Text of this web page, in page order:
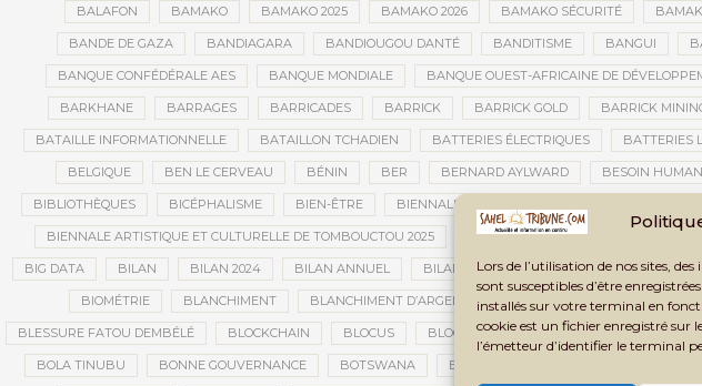
Lors de l’utilisation de nos sites,
sont susceptibles d’être
installés sur votre terminal en
cookie est un fichier enregistré sur
l’émetteur d’identifier le terminal
BALAFON BAMAKO BAMAKO 2025 BAMAKO 2026 BAMAKO SÉCURITÉ
BANDE DE GAZA BANDIAGARA BANDIOUGOU DANTÉ BANDITISME BANGUI
BANQUE CONFÉDÉRALE AES BANQUE MONDIALE BANQUE OUEST-AFRICAINE DE
BARKHANE BARRAGES BARRICADES BARRICK BARRICK GOLD BARRICK
BATAILLE INFORMATIONNELLE BATAILLON TCHADIEN BATTERIES ÉLECTRIQUES BATTERIES
BELGIQUE BEN LE CERVEAU BÉNIN BER BERNARD AYLWARD BESOIN
BIBLIOTHÈQUES BICÉPHALISME BIEN-ÊTRE BIENNALE AFRICAINE DE LA PHOTOGRAPHIE
BIENNALE ARTISTIQUE ET CULTURELLE DE TOMBOUCTOU 2025 BIENNALE ARTISTIQUE ET
BIG DATA BILAN BILAN 2024 BILAN ANNUEL BILAN DE LA TRANSITION BILAN DES
BIOMÉTRIE BLANCHIMENT BLANCHIMENT D’ARGENT BLANCHIMENT DE CAPITAUX
BLESSURE FATOU DEMBÉLÉ BLOCKCHAIN BLOCUS BLOCUS ÉCONOMIQUE BLOGING
BOLA TINUBU BONNE GOUVERNANCE BOTSWANA BOUARÉ FILY SISSOKO